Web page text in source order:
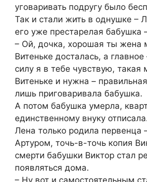
уговаривать подругу было
Так и стали жить в однушке –
его уже престарелая бабушка
– Ой, дочка, хорошая ты жена
Витеньке досталась, а главное
силу я в тебе чувствую, такая
Витеньке и нужна –
лишь приговаривала бабушка.
А потом бабушка умерла,
единственному внуку
Лена только родила первенца
Артуром, точь-в-точь копия
смерти бабушки Виктор стал
появляться дома.
– Ну вот и самостоятельным